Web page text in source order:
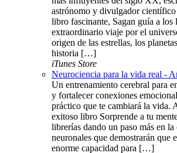
astrónomo y divulgador científico
libro fascinante, Sagan guía a los
extraordinario viaje por el
origen de las estrellas, los
historia […]
iTunes Store
Neurociencia para la vida real -
Un entrenamiento cerebral para
y fortalecer conexiones
práctico que te cambiará la vida.
exitoso libro Sorprende a tu
librerías dando un paso más en la
neuronales que demostrarán que
enorme capacidad para […]